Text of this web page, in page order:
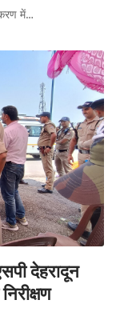
में…
देहरादून